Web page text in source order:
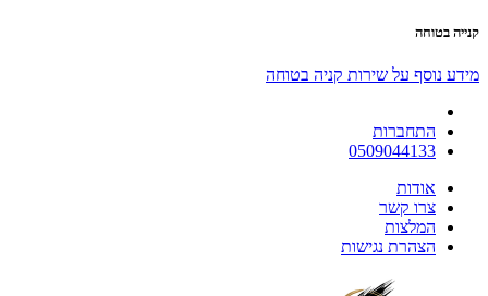
קנייה בטוחה
מידע נוסף על שירות קניה בטוחה
התחברות
0509044133
אודות
צרו קשר
המלצות
הצהרת נגישות